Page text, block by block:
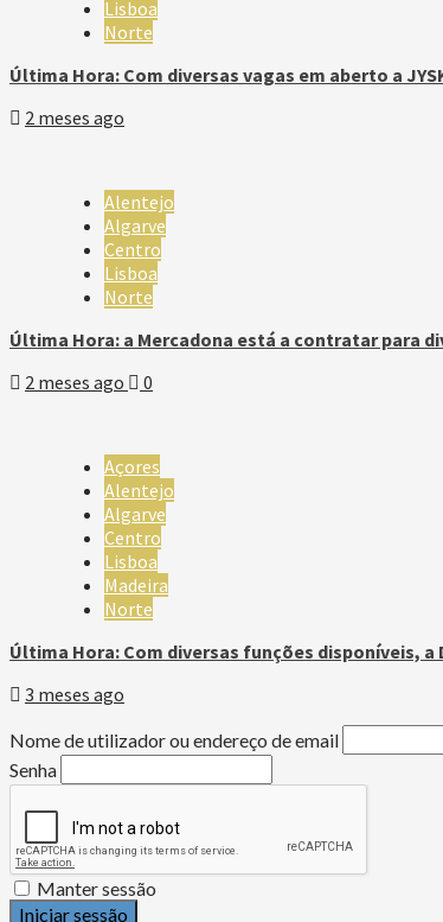
Lisboa
Norte
Última Hora: Com diversas vagas em aberto a
2 meses ago
Alentejo
Algarve
Centro
Lisboa
Norte
Última Hora: a Mercadona está a contratar para
2 meses ago
0
Açores
Alentejo
Algarve
Centro
Lisboa
Madeira
Norte
Última Hora: Com diversas funções disponíveis,
3 meses ago
Nome de utilizador ou endereço de email
Senha
Manter sessão
Iniciar sessão